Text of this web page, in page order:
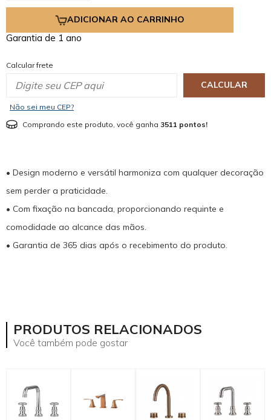
ADICIONAR AO CARRINHO
Garantia de 1 ano
Calcular frete
CALCULAR
Não sei meu CEP?
Comprando este produto, você ganha 3511 pontos!
• Design moderno e versátil harmoniza com qualquer decoração
sem perder a praticidade.
• Com fixação na bancada, proporcionando requinte e
comodidade ao alcance das mãos.
• Garantia de 365 dias após o recebimento do produto.
PRODUTOS RELACIONADOS
Você também pode gostar